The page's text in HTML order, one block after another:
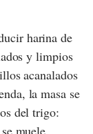
harina de
y limpios
acanalados
la masa se
del trigo: